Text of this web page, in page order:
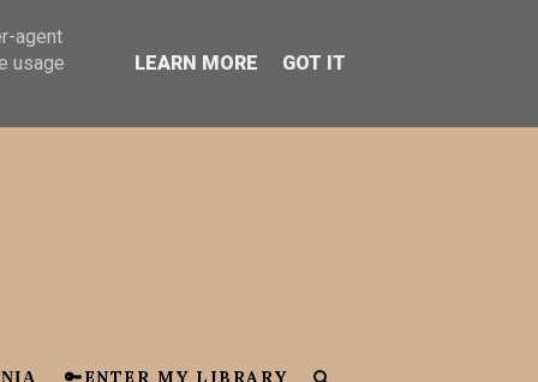
🔑ENTER MY LIBRARY
agent
usage
LEARN MORE GOT IT